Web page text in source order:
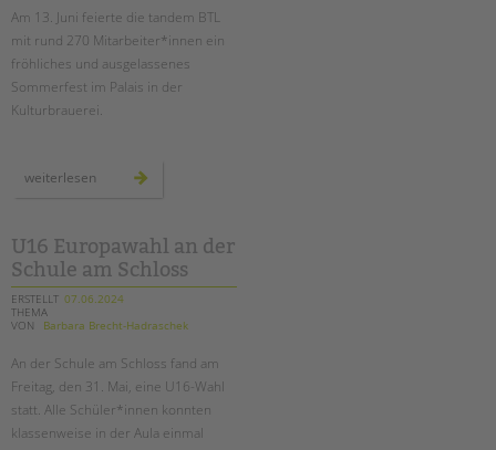
Am 13. Juni feierte die tandem BTL
mit rund 270 Mitarbeiter*innen ein
fröhliches und ausgelassenes
Sommerfest im Palais in der
Kulturbrauerei.
weiterlesen
sommerfest
U16 Europawahl an der
Schule am Schloss
ERSTELLT 07.06.2024
THEMA
VON
Barbara Brecht-Hadraschek
An der Schule am Schloss fand am
Freitag, den 31. Mai, eine U16-Wahl
statt. Alle Schüler*innen konnten
klassenweise in der Aula einmal